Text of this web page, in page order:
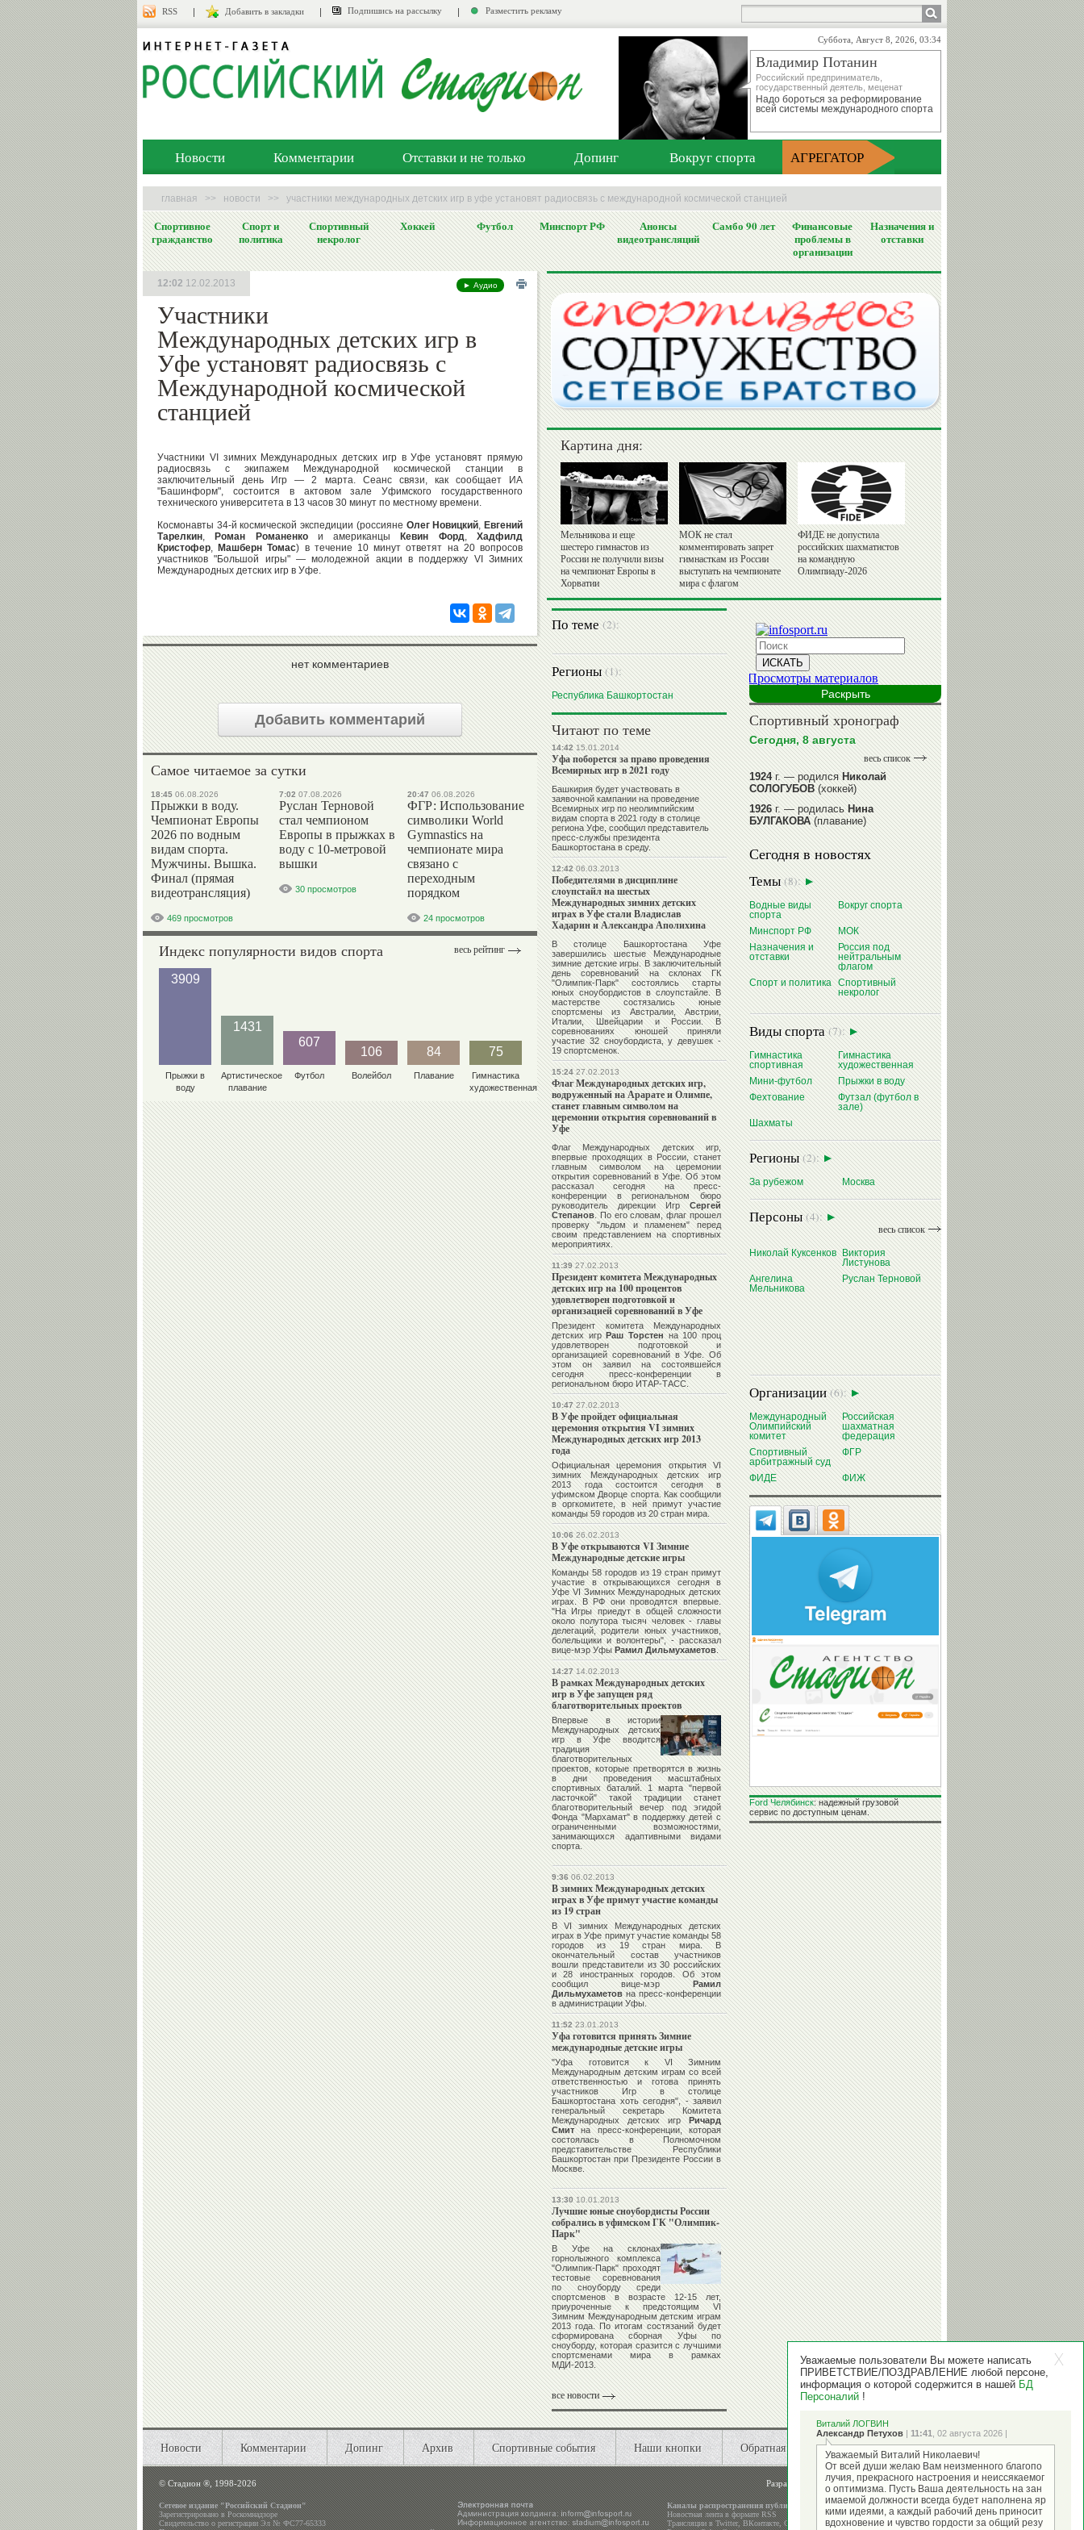
RSS Добавить в закладки Подпишись на рассылку Разместить рекламу
Суббота, Август 8, 2026, 03:34
Владимир Потанин
Российский предприниматель,
государственный деятель, меценат
Надо бороться за реформирование
всей системы международного спорта
Новости Комментарии Отставки и не только Допинг Вокруг спорта АГРЕГАТОР
главная >> новости >> участники международных детских игр в уфе установят радиосвязь с международной космической станцией
Спортивное
гражданство
Спорт и
политика
Спортивный
некролог
Хоккей Футбол Минспорт РФ
Анонсы
видеотрансляций
Самбо 90 лет
Финансовые
проблемы в
организации
Назначения и
отставки
► Аудио
Участники
Международных детских игр в
Уфе установят радиосвязь с
Международной космической
станцией
12:02 12.02.2013
Участники VI зимних Международных детских игр в Уфе установят прямую
радиосвязь с экипажем Международной космической станции в
заключительный день Игр — 2 марта. Сеанс связи, как сообщает ИА
"Башинформ", состоится в актовом зале Уфимского государственного
технического университета в 13 часов 30 минут по местному времени.
Космонавты 34-й космической экспедиции (россияне Олег Новицкий, Евгений
Тарелкин, Роман Романенкои американцы Кевин Форд,Хадфилд
Кристофер, Машберн Томас) в течение 10 минут ответят на 20 вопросов
участников "Большой игры" — молодежной акции в поддержку VI Зимних
Международных детских игр в Уфе.
нет комментариев
Добавить комментарий
Самое читаемое за сутки
18:45 06.08.2026
Прыжки в воду.
Чемпионат Европы
2026 по водным
видам спорта.
Мужчины. Вышка.
Финал (прямая
видеотрансляция)
469 просмотров
7:02 07.08.2026
Руслан Терновой
стал чемпионом
Европы в прыжках в
воду с 10-метровой
вышки
30 просмотров
20:47 06.08.2026
ФГР: Использование
символики World
Gymnastics на
чемпионате мира
связано с
переходным
порядком
24 просмотров
весь рейтинг
Индекс популярности видов спорта
3909
Прыжки в
воду
1431
Артистическое
плавание
607
Футбол
106
Волейбол
84
Плавание
75
Гимнастика
художественная
Картина дня:
Мельникова и еще
шестеро гимнастов из
России не получили визы
на чемпионат Европы в
Хорватии
МОК не стал
комментировать запрет
гимнасткам из России
выступать на чемпионате
мира с флагом
ФИДЕ не допустила
российских шахматистов
на командную
Олимпиаду-2026
По теме(2):
Регионы(1):
Республика Башкортостан
Читают по теме
14:4215.01.2014
Уфа поборется за право проведения
Всемирных игр в 2021 году
Башкирия будет участвовать в
заявочной кампании на проведение
Всемирных игр по неолимпийским
видам спорта в 2021 году в столице
региона Уфе, сообщил представитель
пресс-службы президента
Башкортостана в среду.
12:4206.03.2013
Победителями в дисциплине
слоупстайл на шестых
Международных зимних детских
играх в Уфе стали Владислав
Хадарин и Александра Аполихина
В столице Башкортостана Уфе
завершились шестые Международные
зимние детские игры. В заключительный
день соревнований на склонах ГК
"Олимпик-Парк" состоялись старты
юных сноубордистов в слоупстайле. В
мастерстве состязались юные
спортсмены из Австралии, Австрии,
Италии, Швейцарии и России. В
соревнованиях юношей приняли
участие 32 сноубордиста, у девушек -
19 спортсменок.
15:2427.02.2013
Флаг Международных детских игр,
водруженный на Арарате и Олимпе,
станет главным символом на
церемонии открытия соревнований в
Уфе
Флаг Международных детских игр,
впервые проходящих в России, станет
главным символом на церемонии
открытия соревнований в Уфе. Об этом
рассказал сегодня на пресс-
конференции в региональном бюро
руководитель дирекции ИгрСергей
Степанов. По его словам, флаг прошел
проверку "льдом и пламенем" перед
своим представлением на спортивных
мероприятиях.
11:3927.02.2013
Президент комитета Международных
детских игр на 100 процентов
удовлетворен подготовкой и
организацией соревнований в Уфе
Президент комитета Международных
детских игрРаш Торстенна 100 проц
удовлетворен подготовкой и
организацией соревнований в Уфе. Об
этом он заявил на состоявшейся
сегодня пресс-конференции в
региональном бюро ИТАР-ТАСС.
10:4727.02.2013
В Уфе пройдет официальная
церемония открытия VI зимних
Международных детских игр 2013
года
Официальная церемония открытия VI
зимних Международных детских игр
2013 года состоится сегодня в
уфимском Дворце спорта. Как сообщили
в оргкомитете, в ней примут участие
команды 59 городов из 20 стран мира.
10:0626.02.2013
В Уфе открываются VI Зимние
Международные детские игры
Команды 58 городов из 19 стран примут
участие в открывающихся сегодня в
Уфе VI Зимних Международных детских
играх. В РФ они проводятся впервые.
"На Игры приедут в общей сложности
около полутора тысяч человек - главы
делегаций, родители юных участников,
болельщики и волонтеры", - рассказал
вице-мэр УфыРамил Дильмухаметов.
14:2714.02.2013
В рамках Международных детских
игр в Уфе запущен ряд
благотворительных проектов
Впервые в истории
Международных детских
игр в Уфе вводится
традиция
благотворительных
проектов, которые претворятся в жизнь
в дни проведения масштабных
спортивных баталий. 1 марта "первой
ласточкой" такой традиции станет
благотворительный вечер под эгидой
Фонда "Мархамат" в поддержку детей с
ограниченными возможностями,
занимающихся адаптивными видами
спорта.
9:3606.02.2013
В зимних Международных детских
играх в Уфе примут участие команды
из 19 стран
В VI зимних Международных детских
играх в Уфе примут участие команды 58
городов из 19 стран мира. В
окончательный состав участников
вошли представители из 30 российских
и 28 иностранных городов. Об этом
сообщил вице-мэрРамил
Дильмухаметовна пресс-конференции
в администрации Уфы.
11:5223.01.2013
Уфа готовится принять Зимние
международные детские игры
"Уфа готовится к VI Зимним
Международным детским играм со всей
ответственностью и готова принять
участников Игр в столице
Башкортостана хоть сегодня", - заявил
генеральный секретарь Комитета
Международных детских игрРичард
Смитна пресс-конференции, которая
состоялась в Полномочном
представительстве Республики
Башкортостан при Президенте России в
Москве.
13:3010.01.2013
Лучшие юные сноубордисты России
собрались в уфимском ГК "Олимпик-
Парк"
В Уфе на склонах
горнолыжного комплекса
"Олимпик-Парк" проходят
тестовые соревнования
по сноуборду среди
спортсменов в возрасте 12-15 лет,
приуроченные к предстоящим VI
Зимним Международным детским играм
2013 года. По итогам состязаний будет
сформирована сборная Уфы по
сноуборду, которая сразится с лучшими
спортсменами мира в рамках
МДИ-2013.
все новости
Раскрыть
Спортивный хронограф
Сегодня, 8 августа
весь список
1924г. — родилсяНиколай
СОЛОГУБОВ(хоккей)
1926г. — родиласьНина
БУЛГАКОВА(плавание)
1941г. — родиласьРавиля
ПРОКОПЕНКО (САЛИМОВА)
(баскетбол)
1964г. — родилсяНиколай
ЖУРАВСКИЙ(гребля на байдарках
и каноэ)
1964г. — родилсяЮрий ХМЫЛЕВ
(хоккей)
читать далее
Сегодня в новостях
Темы(8):
Водные виды
спорта
Вокруг спорта
Минспорт РФ
МОК
Назначения и
отставки
Россия под
нейтральным
флагом
Спорт и политика Спортивный
некролог
Виды спорта(7):
Гимнастика
спортивная
Гимнастика
художественная
Мини-футбол
Прыжки в воду
Фехтование
Футзал (футбол в
зале)
Шахматы
Регионы(2):
За рубежом Москва
Персоны(4):
весь список
Николай Куксенков Виктория
Листунова
Ангелина
Мельникова
Руслан Терновой
Организации(6):
Международный
Олимпийский
комитет
Российская
шахматная
федерация
Спортивный
арбитражный суд
ФГР
ФИДЕ ФИЖ
Ford Челябинск: надежный грузовой
сервис по доступным ценам.
Новости Комментарии Допинг Архив Спортивные события Наши кнопки Обратная связь
©Стадион ®, 1998-2026 Разработка и поддержкаООО "Стадион"
Сетевое издание "Российский Стадион"
Зарегистрировано в Роскомнадзоре
Свидетельство о регистрации Эл № ФС77-65333
Каналы распространения публикаций
Новостная лента в формате RSS
Трансляции вTwitter,ВКонтакте,Google+
Уважаемые пользователи Вы можете написать
ПРИВЕТСТВИЕ/ПОЗДРАВЛЕНИЕ любой персоне,
информация о которой содержится в нашей БД
Персоналий !
Виталий ЛОГВИН
Александр Петухов | 11:41 , 02 августа 2026 |
Уважаемый Виталий Николаевич!
От всей души желаю Вам неизменного благопо
лучия, прекрасного настроения и неиссякаемог
о оптимизма. Пусть Ваша деятельность на зан
имаемой должности всегда будет наполнена яр
кими идеями, а каждый рабочий день приносит
вдохновение и чувство гордости за общий резу